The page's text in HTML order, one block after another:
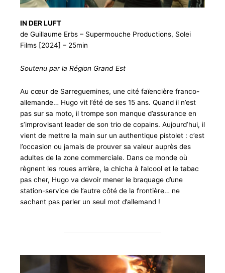
IN DER LUFT
de Guillaume Erbs – Supermouche Productions, Solei
Films [2024] – 25min
Soutenu par la Région Grand Est
Au cœur de Sarreguemines, une cité faïencière franco-
allemande… Hugo vit l’été de ses 15 ans. Quand il n’est
pas sur sa moto, il trompe son manque d’assurance en
s’improvisant leader de son trio de copains. Aujourd’hui, il
vient de mettre la main sur un authentique pistolet : c’est
l’occasion ou jamais de prouver sa valeur auprès des
adultes de la zone commerciale. Dans ce monde où
règnent les roues arrière, la chicha à l’alcool et le tabac
pas cher, Hugo va devoir mener le braquage d’une
station-service de l’autre côté de la frontière… ne
sachant pas parler un seul mot d’allemand !